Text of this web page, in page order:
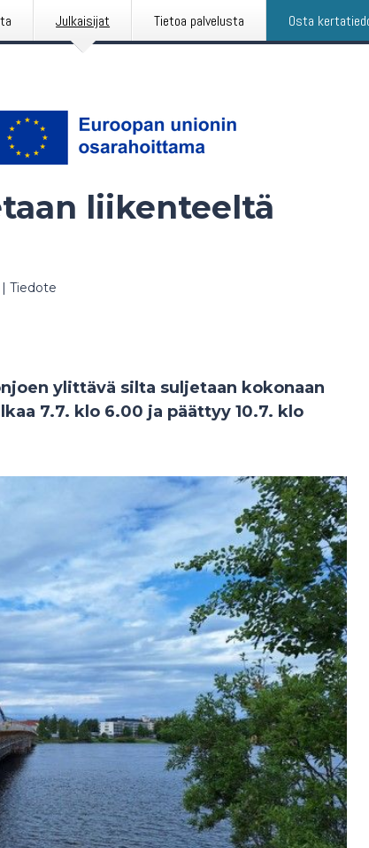
Julkaisijat Tietoa palvelusta Osta
liikenteeltä
| Tiedote
ylittävä silta suljetaan kokonaan
7.7. klo 6.00 ja päättyy 10.7. klo